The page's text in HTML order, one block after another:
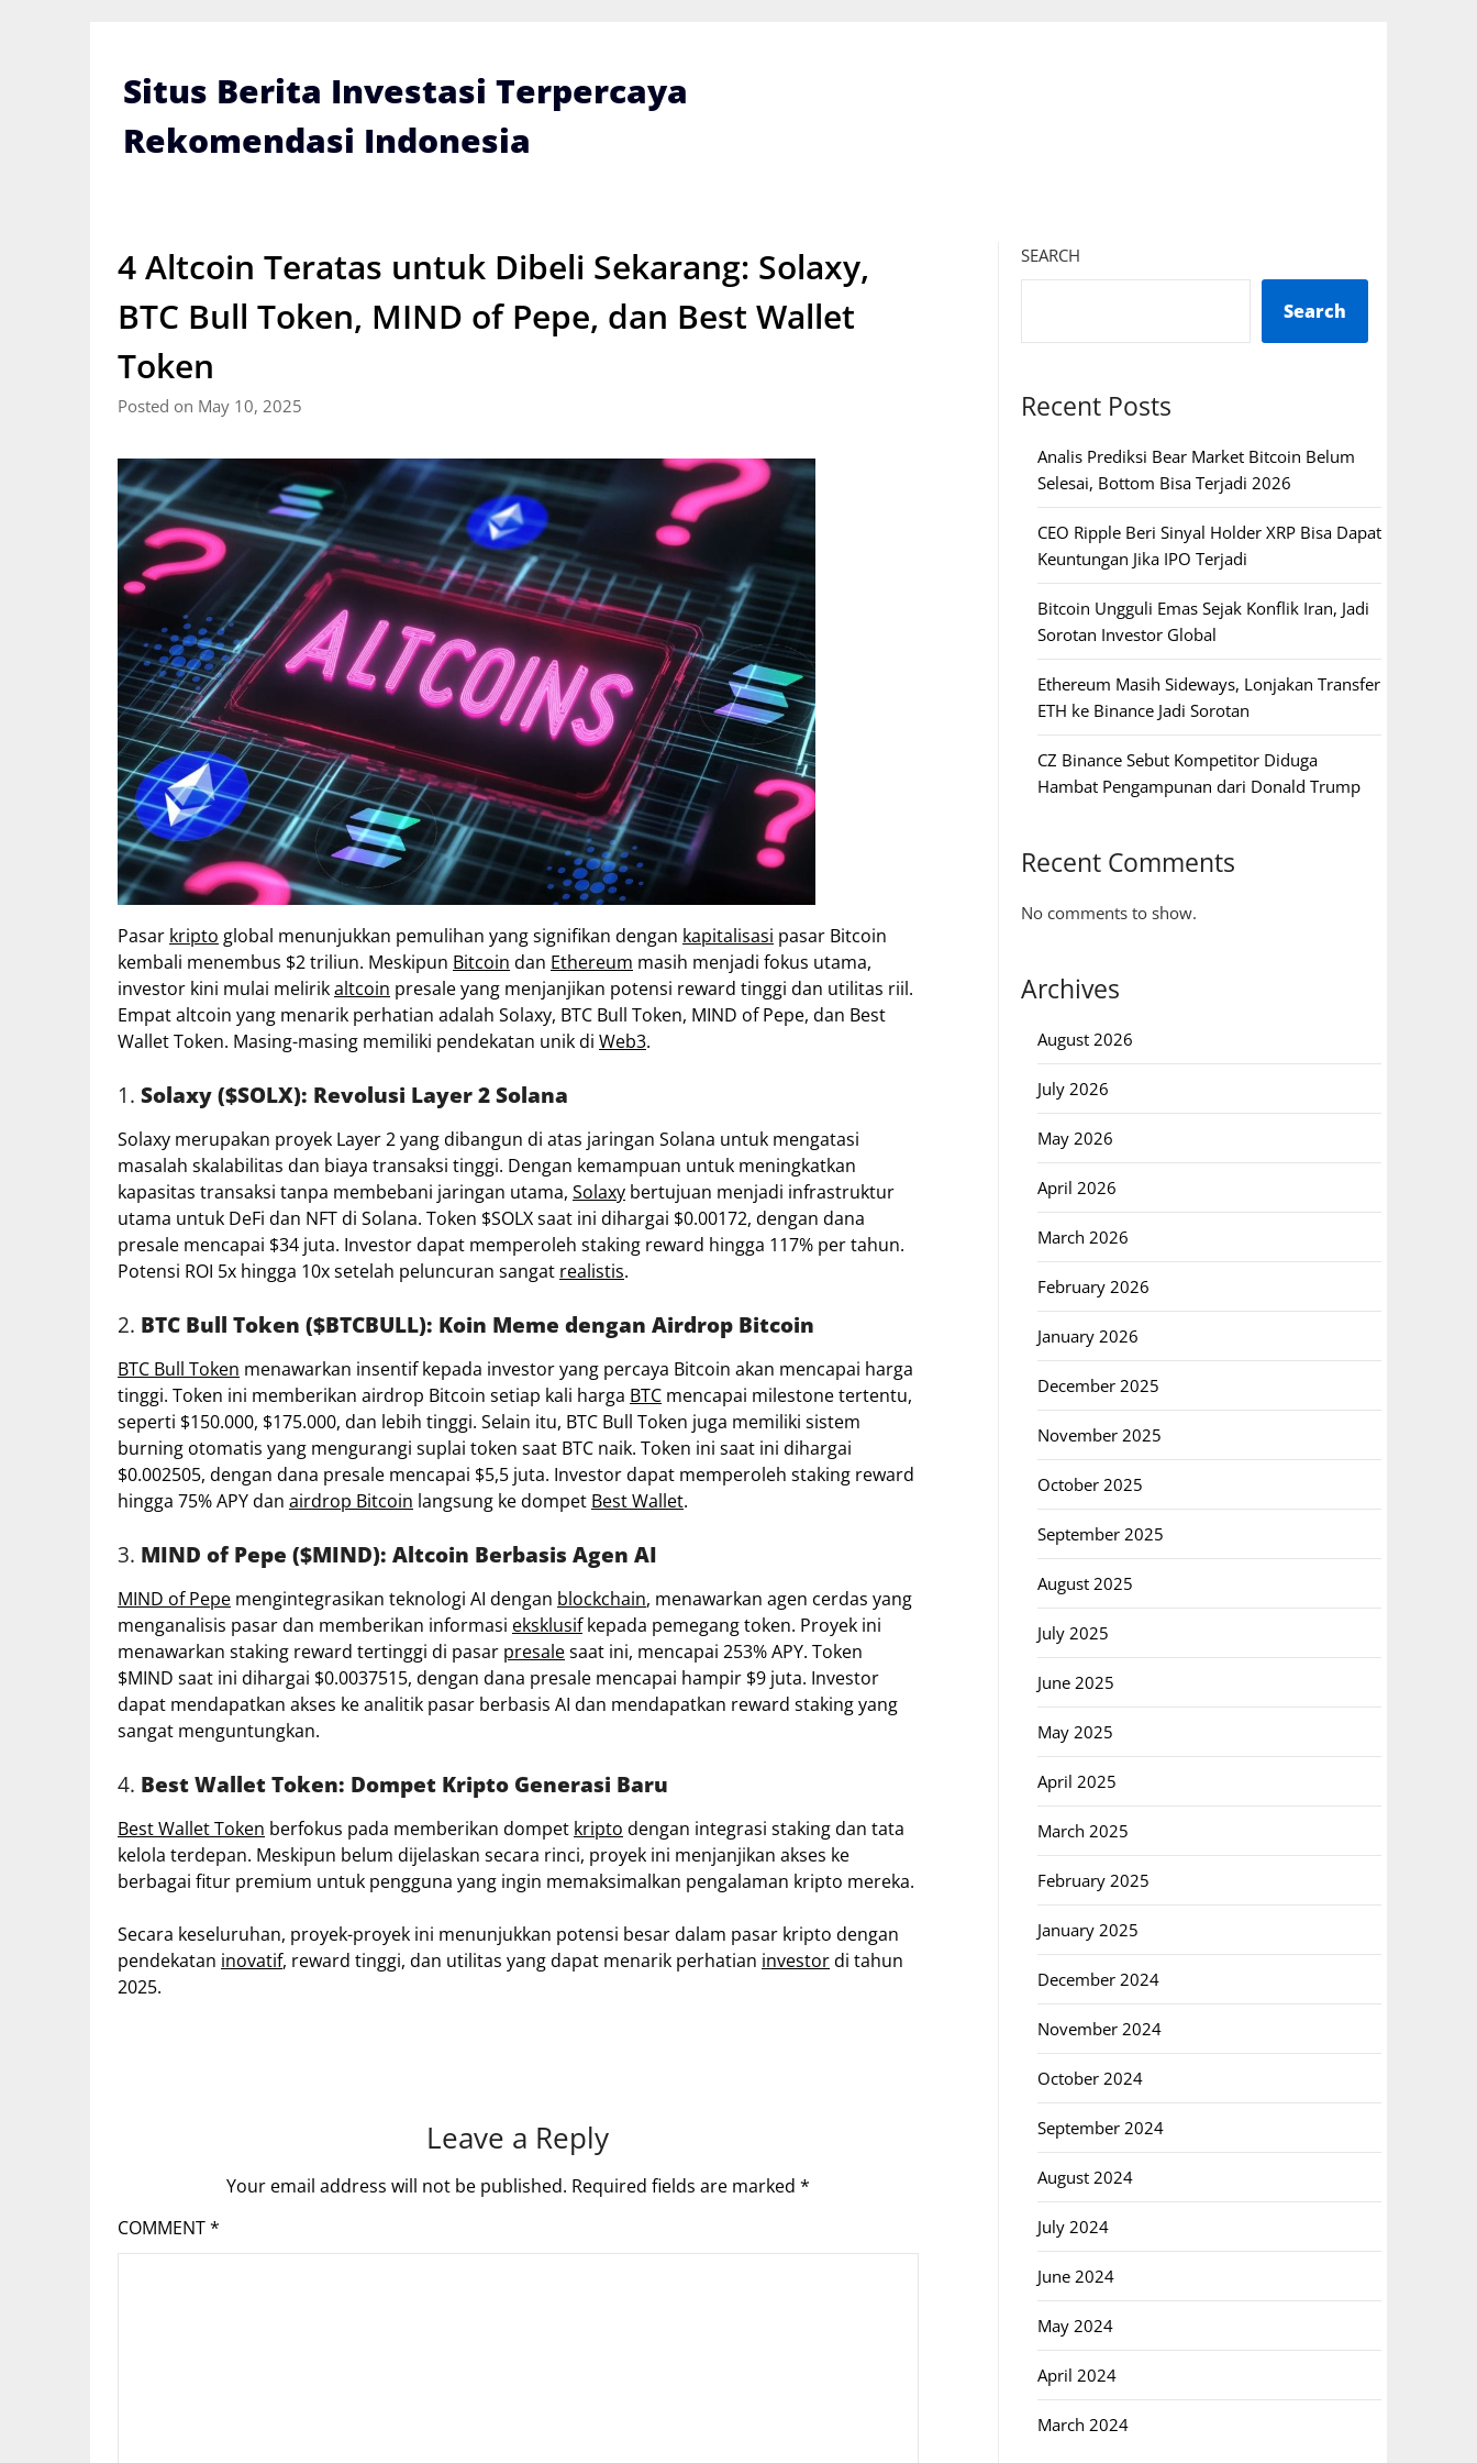
Situs Berita Investasi Terpercaya
Rekomendasi Indonesia
4 Altcoin Teratas untuk Dibeli Sekarang: Solaxy,
BTC Bull Token, MIND of Pepe, dan Best Wallet
Token
Posted on May 10, 2025
Pasar kripto global menunjukkan pemulihan yang signifikan dengan kapitalisasi pasar Bitcoin
kembali menembus $2 triliun. Meskipun Bitcoin dan Ethereum masih menjadi fokus utama,
investor kini mulai melirikaltcoin presale yang menjanjikan potensi reward tinggi dan utilitas riil.
Empat altcoin yang menarik perhatian adalah Solaxy, BTC Bull Token, MIND of Pepe, dan Best
Wallet Token. Masing-masing memiliki pendekatan unik di Web3.
1. Solaxy ($SOLX): Revolusi Layer 2 Solana
Solaxy merupakan proyek Layer 2 yang dibangun di atas jaringan Solana untuk mengatasi
masalah skalabilitas dan biaya transaksi tinggi. Dengan kemampuan untuk meningkatkan
kapasitas transaksi tanpa membebani jaringan utama, Solaxy bertujuan menjadi infrastruktur
utama untuk DeFi dan NFT di Solana. Token $SOLX saat ini dihargai $0.00172, dengan dana
presale mencapai $34 juta. Investor dapat memperoleh staking reward hingga 117% per tahun.
Potensi ROI 5x hingga 10x setelah peluncuran sangat realistis.
2. BTC Bull Token ($BTCBULL): Koin Meme dengan Airdrop Bitcoin
BTC Bull Token menawarkan insentif kepada investor yang percaya Bitcoin akan mencapai harga
tinggi. Token ini memberikan airdrop Bitcoin setiap kali harga BTC mencapai milestone tertentu,
seperti $150.000, $175.000, dan lebih tinggi. Selain itu, BTC Bull Token juga memiliki sistem
burning otomatis yang mengurangi suplai token saat BTC naik. Token ini saat ini dihargai
$0.002505, dengan dana presale mencapai $5,5 juta. Investor dapat memperoleh staking reward
hingga 75% APY dan airdrop Bitcoin langsung ke dompet Best Wallet.
3. MIND of Pepe ($MIND): Altcoin Berbasis Agen AI
MIND of Pepe mengintegrasikan teknologi AI dengan blockchain, menawarkan agen cerdas yang
menganalisis pasar dan memberikan informasi eksklusifkepada pemegang token. Proyek ini
menawarkan staking reward tertinggi di pasar presalesaat ini, mencapai 253% APY. Token
$MIND saat ini dihargai $0.0037515, dengan dana presale mencapai hampir $9 juta. Investor
dapat mendapatkan akses ke analitik pasar berbasis AI dan mendapatkan reward staking yang
sangat menguntungkan.
4. Best Wallet Token: Dompet Kripto Generasi Baru
Best Wallet Token berfokus pada memberikan dompet kripto dengan integrasi staking dan tata
kelola terdepan. Meskipun belum dijelaskan secara rinci, proyek ini menjanjikan akses ke
berbagai fitur premium untuk pengguna yang ingin memaksimalkan pengalaman kripto mereka.
Secara keseluruhan, proyek-proyek ini menunjukkan potensi besar dalam pasar kripto dengan
pendekatan inovatif, reward tinggi, dan utilitas yang dapat menarik perhatian investordi tahun
2025.
Leave a Reply
Your email address will not be published. Required fields are marked *
COMMENT*
SEARCH
Search
Recent Posts
Analis Prediksi Bear Market Bitcoin Belum
Selesai, Bottom Bisa Terjadi 2026
CEO Ripple Beri Sinyal Holder XRP Bisa Dapat
Keuntungan Jika IPO Terjadi
Bitcoin Ungguli Emas Sejak Konflik Iran, Jadi
Sorotan Investor Global
Ethereum Masih Sideways, Lonjakan Transfer
ETH ke Binance Jadi Sorotan
CZ Binance Sebut Kompetitor Diduga
Hambat Pengampunan dari Donald Trump
Recent Comments
No comments to show.
Archives
August 2026
July 2026
May 2026
April 2026
March 2026
February 2026
January 2026
December 2025
November 2025
October 2025
September 2025
August 2025
July 2025
June 2025
May 2025
April 2025
March 2025
February 2025
January 2025
December 2024
November 2024
October 2024
September 2024
August 2024
July 2024
June 2024
May 2024
April 2024
March 2024